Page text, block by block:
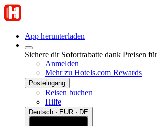
App herunterladen
Sichere dir Sofortrabatte dank Preisen
Anmelden
Mehr zu Hotels.com Rewards
Posteingang
Reisen buchen
Hilfe
Deutsch · EUR · DE